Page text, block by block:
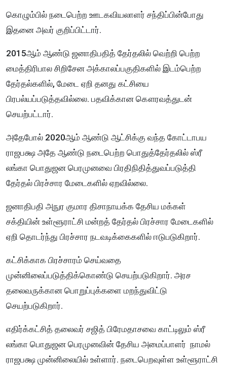
கொழும்பில் நடைபெற்ற ஊடகவியலாளர் சந்திப்பின்போது
இதனை அவர் குறிப்பிட்டார்.
2015ஆம் ஆண்டு ஜனாதிபதித் தேர்தலில் வெற்றி பெற்ற
மைத்திரிபால சிறிசேன அக்காலப்பகுதிகளில் இடம்பெற்ற
தேர்தல்களில், மேடை ஏறி தனது கட்சியை
பிரபல்யப்படுத்தவில்லை. பதவிக்கான கௌரவத்துடன்
செயற்பட்டார்.
அதேபோல் 2020ஆம் ஆண்டு ஆட்சிக்கு வந்த கோட்டாபய
ராஜபக்ஷ அதே ஆண்டு நடைபெற்ற பொதுத்தேர்தலில் ஸ்ரீ
லங்கா பொதுஜன பெரமுனவை பிரதிநிதித்துவப்படுத்தி
தேர்தல் பிரச்சார மேடைகளில் ஏறவில்லை.
ஜனாதிபதி அநுர குமார திசாநாயக்க தேசிய மக்கள்
சக்தியின் உள்ளூராட்சி மன்றத் தேர்தல் பிரச்சார மேடைகளில்
ஏறி தொடர்ந்து பிரச்சார நடவடிக்கைகளில் ஈடுபடுகிறார்.
கட்சிக்காக பிரச்சாரம் செய்வதை
முன்னிலைப்படுத்திக்கொண்டு செயற்படுகிறார். அரச
தலைவருக்கான பொறுப்புக்களை மறந்துவிட்டு
செயற்படுகிறார்.
எதிர்க்கட்சித் தலைவர் சஜித் பிரேமதாசவை காட்டிலும் ஸ்ரீ
லங்கா பொதுஜன பெரமுனவின் தேசிய அமைப்பாளர் நாமல்
ராஜபக்ஷ முன்னிலையில் உள்ளார். நடைபெறவுள்ள உள்ளூராட்சி